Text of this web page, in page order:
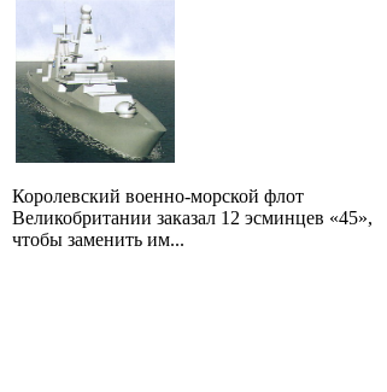
Королевский военно-морской флот
Великобритании заказал 12 эсминцев «45»,
чтобы заменить им...